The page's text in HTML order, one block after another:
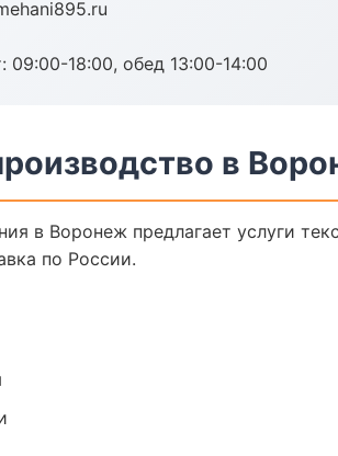
09:00-18:00, обед 13:00-14:00
в
в Воронеж предлагает услуги
по России.